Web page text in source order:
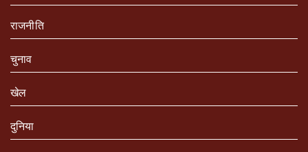
राजनीति
चुनाव
खेल
दुनिया